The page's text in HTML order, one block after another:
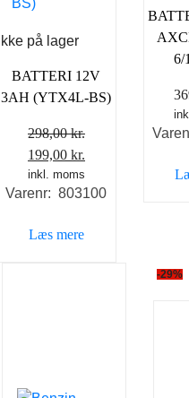
Ikke på lager
BATTERI 12V
3AH (YTX4L-BS)
298,00kr.
Den
oprindelige
pris
298,00 kr..
199,00 kr.
aktuelle
pris
199,00 kr..
inkl. moms
Varenr: 803100
Læs mere
6/
-29%